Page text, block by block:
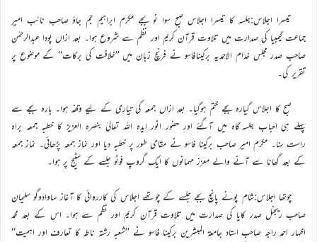
تیسرا اجلاس:جلسہ کا تیسرا اجلاس صبح سوا نو بجے مکرم ابراہیم جم جاؤ صاحب نائب امیر
جماعت گیمبیا کی صدارت میں تلاوت قرآن کریم اور نظم سے شروع ہوا۔ بعد ازاں پودا عبدالرحمٰن
صاحب صدر مجلس خدام الاحمدیہ برکینافاسو نے فرنچ زبان میں ’’خلافت کی برکات‘‘ کے موضوع پر
تقریر کی۔
صبح کا اجلاس گیارہ بجے ختم ہوگیا۔ بعد ازاں جمعہ کی تیاری کے لیے وقفہ ہوا۔ بارہ بجے سے
پہلے ہی احباب جلسہ گاہ میں آگئے اور حضور انور ایدہ اللہ تعالیٰ بنصرہ العزیز کا خطبہ جمعہ براہ
راست سنا۔ مکرم امیر صاحب برکینا فاسو نے مقامی طور پر خطبہ دیا اور نماز جمعہ پڑھائی۔ نماز جمعہ
کے بعد گھانا سے آنے والے معزز مہمانوں کا ایک گروپ فوٹو جلسے کے سٹیج پر ہوا۔
چوتھا اجلاس:شام پونے پانچ بجے جلسے کے چوتھے اجلاس کی کارروائی کا آغاز ساوادوگو سلیمان
صاحب ریجنل صدر کایا کی صدارت میں تلاوت قرآن کریم اور نظم سے ہوا۔ اس کے بعد محمد
اظہار احمد راجہ صاحب استاد جامعۃ المبشرین برکینا فاسو نے ’’شعبہ رشتہ ناطہ کا تعارف اور اہمیت‘‘